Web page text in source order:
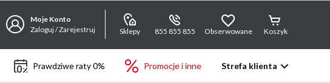
Moje Konto
Zaloguj / Zarejestruj
Sklepy 855 855 855 Obserwowane Koszyk
Prawdziwe raty 0% Promocje i inne Strefa klienta